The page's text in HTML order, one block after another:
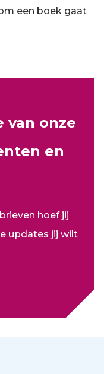
een boek gaat
van onze
en
hoef jij
updates jij wilt